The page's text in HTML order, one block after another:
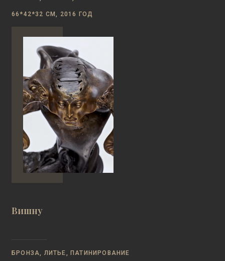
66*42*32 СМ, 2016 ГОД
Вишну
БРОНЗА, ЛИТЬЕ, ПАТИНИРОВАНИЕ